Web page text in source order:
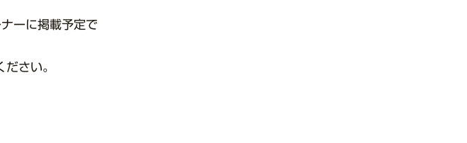
ーに掲載予定で
さい。